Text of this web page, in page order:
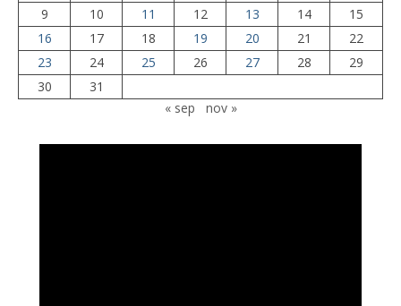
9
10 11 12 13 14
15
16
17 18 19 20 21
22
23
24 25 26 27 28
29
30
31
« sep
nov »